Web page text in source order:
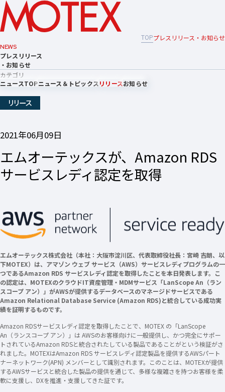
TOPプレスリリース・お知らせ
NEWS
プレスリリース
・お知らせ
カテゴリ
ニュースTOPニュース＆トピックスリリースお知らせ
リリース
2021年06月09日
エムオーテックスが、Amazon RDS
サービスレディ認定を取得
エムオーテックス株式会社（本社：大阪市淀川区、代表取締役社長：宮崎 吉朗、以
下MOTEX）は、アマゾン ウェブ サービス（AWS）サービスレディプログラムの一
つであるAmazon RDS サービスレディ認定を取得したことを本日発表します。こ
の認定は、MOTEXのクラウドIT資産管理・MDMサービス「LanScope An（ラン
スコープ アン）」がAWSが提供するデータベースのマネージドサービスである
Amazon Relational Database Service (Amazon RDS)と統合している成功実
績を証明するものです。
Amazon RDSサービスレディ認定を取得したことで、MOTEX の「LanScope
An（ランスコープ アン）」は AWSのお客様向けに一般提供し、かつ完全にサポー
トされているAmazon RDSと統合されたしている製品であることがという検証がさ
れました。MOTEXはAmazon RDS サービスレディ認定製品を提供するAWSパート
ナーネットワーク(APN) メンバーとして識別されます。このことは、MOTEXが提供
するAWSサービスと統合した製品の提供を通じて、多様な複雑さを持つお客様を柔
軟に支援し、DXを推進・支援してきた証です。